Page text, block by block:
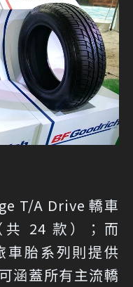
T/A Drive 轎車
24 款）；而
車胎系列則提供
涵蓋所有主流轎